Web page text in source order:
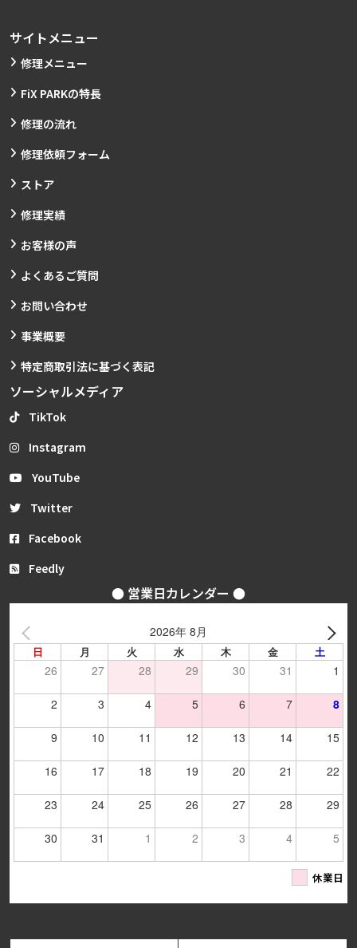
サイトメニュー
修理メニュー
FiX PARKの特長
修理の流れ
修理依頼フォーム
ストア
修理実績
お客様の声
よくあるご質問
お問い合わせ
事業概要
特定商取引法に基づく表記
ソーシャルメディア
TikTok
Instagram
YouTube
Twitter
Facebook
Feedly
● 営業日カレンダー ●
2026年 8月
日 月 火 水 木 金 土
26 27 28 29 30 31 1
2 3 4 5 6 7 8
9 10 11 12 13 14 15
16 17 18 19 20 21 22
23 24 25 26 27 28 29
30 31 1 2 3 4 5
休業日